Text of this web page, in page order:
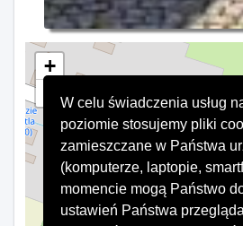
W celu świadczenia usług
poziomie stosujemy pliki
zamieszczane w Państwa
(komputerze, laptopie,
momencie mogą Państwo
ustawień Państwa
Pomnik
×
+